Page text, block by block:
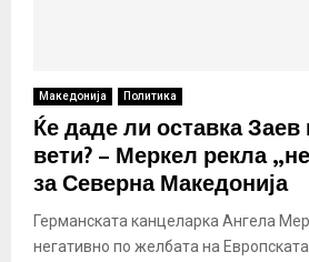
Македонија Политика
Ќе даде ли оставка
вети? – Меркел рекла
за Северна Македонија
Германската канцеларка Ангела
негативно по желбата на